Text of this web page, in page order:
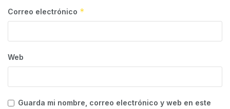
Correo electrónico *
Web
Guarda mi nombre, correo electrónico y web en este